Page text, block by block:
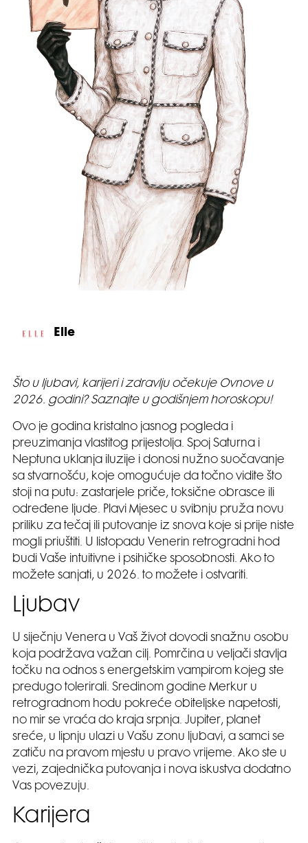
Elle
Što u ljubavi, karijeri i zdravlju očekuje Ovnove u
2026. godini? Saznajte u godišnjem horoskopu!
Ovo je godina kristalno jasnog pogleda i
preuzimanja vlastitog prijestolja. Spoj Saturna i
Neptuna uklanja iluzije i donosi nužno suočavanje
sa stvarnošću, koje omogućuje da točno vidite što
stoji na putu: zastarjele priče, toksične obrasce ili
određene ljude. Plavi Mjesec u svibnju pruža novu
priliku za tečaj ili putovanje iz snova koje si prije niste
mogli priuštiti. U listopadu Venerin retrogradni hod
budi Vaše intuitivne i psihičke sposobnosti. Ako to
možete sanjati, u 2026. to možete i ostvariti.
Ljubav
U siječnju Venera u Vaš život dovodi snažnu osobu
koja podržava važan cilj. Pomrčina u veljači stavlja
točku na odnos s energetskim vampirom kojeg ste
predugo tolerirali. Sredinom godine Merkur u
retrogradnom hodu pokreće obiteljske napetosti,
no mir se vraća do kraja srpnja. Jupiter, planet
sreće, u lipnju ulazi u Vašu zonu ljubavi, a samci se
zatiču na pravom mjestu u pravo vrijeme. Ako ste u
vezi, zajednička putovanja i nova iskustva dodatno
Vas povezuju.
Karijera